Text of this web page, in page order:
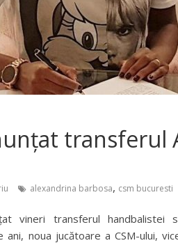
transferul
alexandrina barbosa, csm bucuresti
vineri transferul handbalistei
noua jucătoare a CSM-ului,